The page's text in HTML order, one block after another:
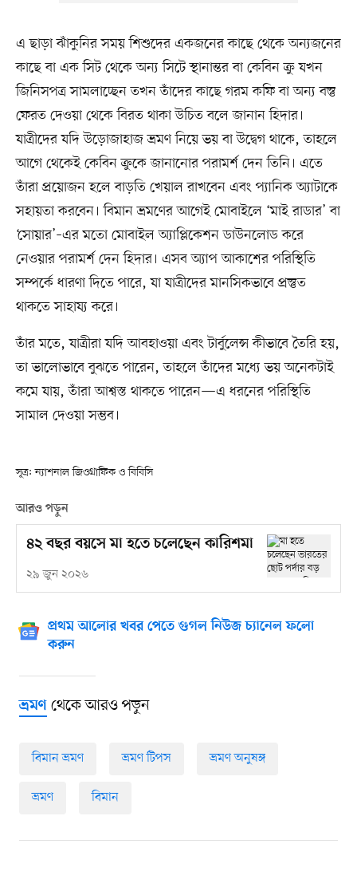
এ ছাড়া ঝাঁকুনির সময় শিশুদের একজনের কাছে থেকে অন্যজনের
কাছে বা এক সিট থেকে অন্য সিটে স্থানান্তর বা কেবিন ক্রু যখন
জিনিসপত্র সামলাচ্ছেন তখন তাঁদের কাছে গরম কফি বা অন্য বস্তু
ফেরত দেওয়া থেকে বিরত থাকা উচিত বলে জানান হিদার।
যাত্রীদের যদি উড়োজাহাজ ভ্রমণ নিয়ে ভয় বা উদ্বেগ থাকে, তাহলে
আগে থেকেই কেবিন ক্রুকে জানানোর পরামর্শ দেন তিনি। এতে
তাঁরা প্রয়োজন হলে বাড়তি খেয়াল রাখবেন এবং প্যানিক অ্যাটাকে
সহায়তা করবেন। বিমান ভ্রমণের আগেই মোবাইলে ‘মাই রাডার’ বা
‘সোয়ার’–এর মতো মোবাইল অ্যাপ্লিকেশন ডাউনলোড করে
নেওয়ার পরামর্শ দেন হিদার। এসব অ্যাপ আকাশের পরিস্থিতি
সম্পর্কে ধারণা দিতে পারে, যা যাত্রীদের মানসিকভাবে প্রস্তুত
থাকতে সাহায্য করে।
তাঁর মতে, যাত্রীরা যদি আবহাওয়া এবং টার্বুলেন্স কীভাবে তৈরি হয়,
তা ভালোভাবে বুঝতে পারেন, তাহলে তাঁদের মধ্যে ভয় অনেকটাই
কমে যায়, তাঁরা আশ্বস্ত থাকতে পারেন—এ ধরনের পরিস্থিতি
সামাল দেওয়া সম্ভব।
সূত্র: ন্যাশনাল জিওগ্রাফিক ও বিবিসি
আরও পড়ুন
৪২ বছর বয়সে মা হতে চলেছেন কারিশমা
২৯ জুন ২০২৬
প্রথম আলোর খবর পেতে গুগল নিউজ চ্যানেল ফলো
করুন
ভ্রমণথেকে আরও পড়ুন
বিমান ভ্রমণ ভ্রমণ টিপস ভ্রমণ অনুষঙ্গ
ভ্রমণ বিমান